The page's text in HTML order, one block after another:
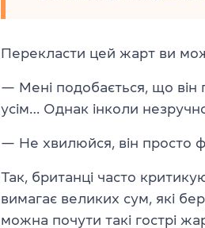
Перекласти цей жарт ви
— Мені подобається, що він
усім… Однак інколи
— Не хвилюйся, він просто
Так, британці часто
вимагає великих сум, які
можна почути такі гострі